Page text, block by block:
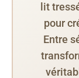
lit
pour
Entre